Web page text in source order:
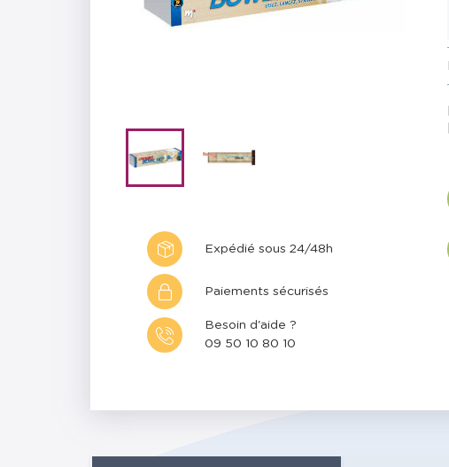
Expédié sous 24/48h
Paiements sécurisés
Besoin d'aide ?
09 50 10 80 10